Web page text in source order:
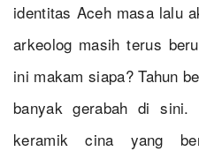
identitas Aceh masa lalu
arkeolog masih terus
ini makam siapa? Tahun
banyak gerabah di sini.
keramik cina yang